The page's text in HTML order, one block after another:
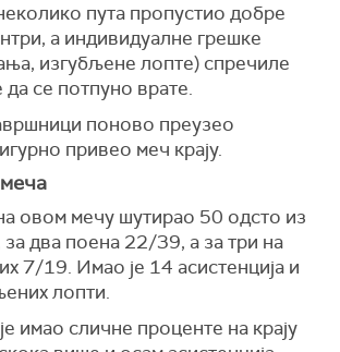
пута пропустио добре
а индивидуалне грешке
изгубљене лопте) спречиле
се потпуно врате.
поново преузео
привео меч крају.
овом мечу шутирао 50 одсто из
два поена 22/39, а за три на
7/19. Имао је 14 асистенција и
лопти.
имао сличне проценте на крају